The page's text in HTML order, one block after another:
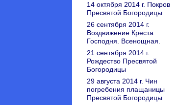
14 октября 2014 г. Покров
Пресвятой Богородицы
26 сентября 2014 г.
Воздвижение Креста
Господня. Всенощная.
21 сентября 2014 г.
Рождество Пресвятой
Богородицы
29 августа 2014 г. Чин
погребения плащаницы
Пресвятой Богородицы